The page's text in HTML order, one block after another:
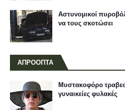
Αστυνομικοί
να τους σκοτώσει
ΑΠΡΟΟΠΤΑ
Μυστακοφόρο
γυναικείες φυλακές